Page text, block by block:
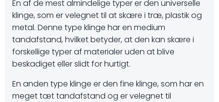
En af de mest almindelige typer er den universelle
klinge, som er velegnet til at skære i træ, plastik og
metal. Denne type klinge har en medium
tandafstand, hvilket betyder, at den kan skære i
forskellige typer af materialer uden at blive
beskadiget eller slidt for hurtigt.
En anden type klinge er den fine klinge, som har en
meget tæt tandafstand og er velegnet til